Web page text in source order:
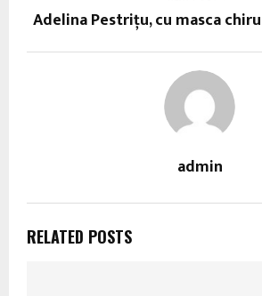
Adelina Pestrițu, cu masca
admin
RELATED POSTS